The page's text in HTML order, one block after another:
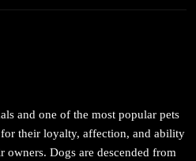
विभिन्न स्थानहरूमा पर्व छठ
and one of the most popular pets
their loyalty, affection, and ability
Dogs are descended from